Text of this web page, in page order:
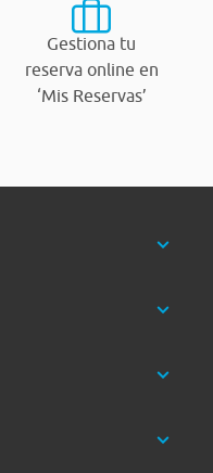
Gestiona tu
reserva online en
‘Mis Reservas’